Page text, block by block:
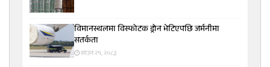
विमानस्थलमा विस्फोटक ड्रोन भेटिएपछि जर्मनीमा
सतर्कता
साउन २१, २०८३